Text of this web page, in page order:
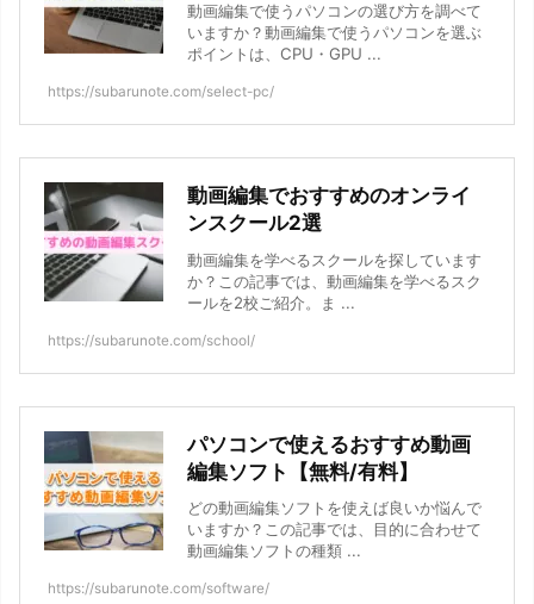
動画編集で使うパソコンの選び方を調べて
いますか？動画編集で使うパソコンを選ぶ
ポイントは、CPU・GPU ...
https://subarunote.com/select-pc/
動画編集でおすすめのオンライ
ンスクール2選
動画編集を学べるスクールを探しています
か？この記事では、動画編集を学べるスク
ールを2校ご紹介。ま ...
https://subarunote.com/school/
パソコンで使えるおすすめ動画
編集ソフト【無料/有料】
どの動画編集ソフトを使えば良いか悩んで
いますか？この記事では、目的に合わせて
動画編集ソフトの種類 ...
https://subarunote.com/software/